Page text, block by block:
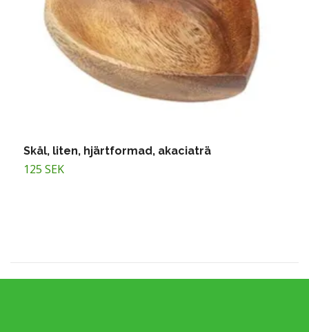
Skål, liten, hjärtformad, akaciaträ
125 SEK